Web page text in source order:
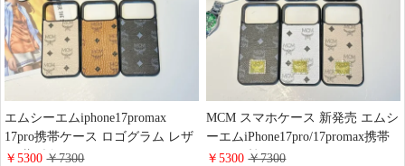
ス
エムシーエムiphone17promax
17pro携帯ケース ロゴグラム レザ
ー 薄型 軽量 MCM アイフォーン
￥5300￥7300
MCM スマホケース 新発売 エムシ
ーエムiPhone17pro/17promax携帯
ケース 韓国 ファッション
￥5300￥7300